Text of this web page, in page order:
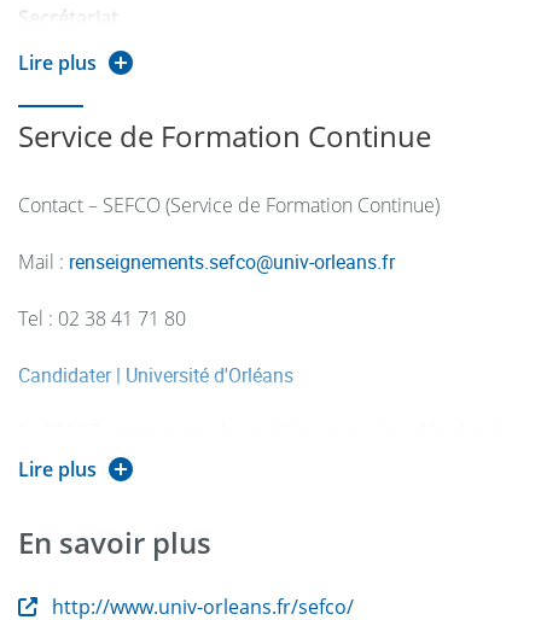
Secrétariat
Tél : 02 38 41 71 01 ou 02 38 49 47 65
Courriel :
Lire plus
Service de Formation Continue
Contact – SEFCO (Service de Formation Continue)
Mail : renseignements.sefco@univ-orleans.fr
Tel : 02 38 41 71 80
Candidater | Université d'Orléans
salariés, demandeurs d’emploi ou entreprises dans leurs
Lire plus
En savoir plus
http://www.univ-orleans.fr/sefco/